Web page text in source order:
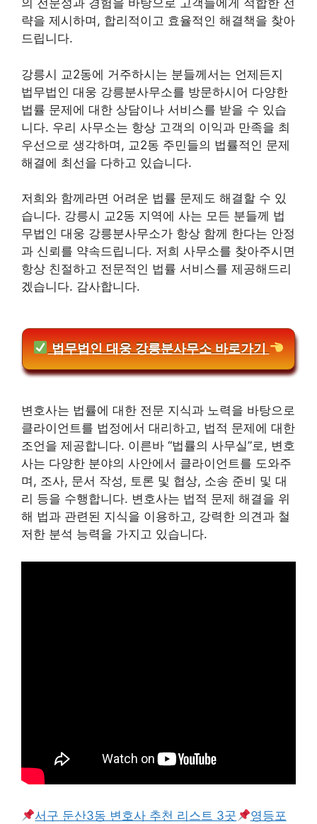
의 전문성과 경험을 바탕으로 고객들에게 적합한 전
략을 제시하며, 합리적이고 효율적인 해결책을 찾아
드립니다.
강릉시 교2동에 거주하시는 분들께서는 언제든지
법무법인 대웅 강릉분사무소를 방문하시어 다양한
법률 문제에 대한 상담이나 서비스를 받을 수 있습
니다. 우리 사무소는 항상 고객의 이익과 만족을 최
우선으로 생각하며, 교2동 주민들의 법률적인 문제
해결에 최선을 다하고 있습니다.
저희와 함께라면 어려운 법률 문제도 해결할 수 있
습니다. 강릉시 교2동 지역에 사는 모든 분들께 법
무법인 대웅 강릉분사무소가 항상 함께 한다는 안정
과 신뢰를 약속드립니다. 저희 사무소를 찾아주시면
항상 친절하고 전문적인 법률 서비스를 제공해드리
겠습니다. 감사합니다.
법무법인 대웅 강릉분사무소 바로가기
변호사는 법률에 대한 전문 지식과 노력을 바탕으로
클라이언트를 법정에서 대리하고, 법적 문제에 대한
조언을 제공합니다. 이른바 “법률의 사무실”로, 변호
사는 다양한 분야의 사안에서 클라이언트를 도와주
며, 조사, 문서 작성, 토론 및 협상, 소송 준비 및 대
리 등을 수행합니다. 변호사는 법적 문제 해결을 위
해 법과 관련된 지식을 이용하고, 강력한 의견과 철
저한 분석 능력을 가지고 있습니다.
서구 둔산3동 변호사 추천 리스트 3곳
영등포